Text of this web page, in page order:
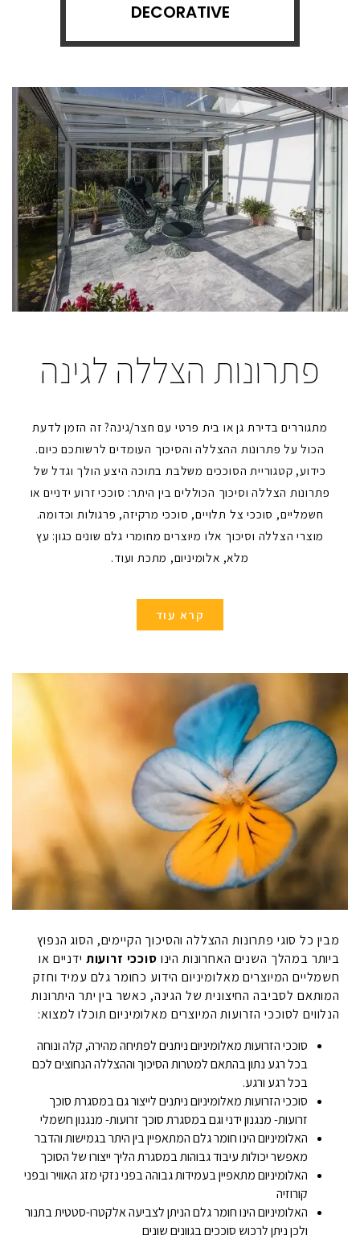
DECORATIVE
פתרונות הצללה לגינה
מתגוררים בדירת גן או בית פרטי עם חצר/גינה? זה הזמן לדעת
הכול על פתרונות ההצללה והסיכוך העומדים לרשותכם כיום.
כידוע, קטגוריית הסוככים משלבת בתוכה היצע הולך וגדל של
פתרונות הצללה וסיכוך הכוללים בין היתר: סוככי זרוע ידניים או
חשמליים, סוככי צל תלויים, סוככי מרקיזה, פרגולות וכדומה.
מוצרי הצללה וסיכוך אלו מיוצרים מחומרי גלם שונים כגון: עץ
מלא, אלומיניום, מתכת ועוד.
קרא עוד
מבין כל סוגי פתרונות ההצללה והסיכוך הקיימים, הסוג הנפוץ
ביותר במהלך השנים האחרונות הינו סוככי זרועות ידניים או
חשמליים המיוצרים מאלומיניום הידוע כחומר גלם עמיד וחזק
המותאם לסביבה החיצונית של הגינה, כאשר בין יתר היתרונות
הנלווים לסוככי הזרועות המיוצרים מאלומיניום תוכלו למצוא:
סוככי הזרועות מאלומיניום ניתנים לפתיחה מהירה, קלה ונוחה
בכל רגע נתון בהתאם למטרות הסיכוך וההצללה הנחוצים לכם
בכל רגע ורגע.
סוככי הזרועות מאלומיניום ניתנים לייצור גם במסגרת סוכך
זרועות- מנגנון ידני וגם במסגרת סוכך זרועות- מנגנון חשמלי
האלומיניום הינו חומר גלם המתאפיין בין היתר בגמישות והדבר
מאפשר יכולות עיבוד גבוהות במסגרת הליך ייצורו של הסוכך
האלומיניום מתאפיין בעמידות גבוהה בפני נזקי מזג האוויר ובפני
קורוזיה
האלומיניום הינו חומר גלם הניתן לצביעה אלקטרו-סטטית בתנור
ולכן ניתן לרכוש סוככים בגוונים שונים